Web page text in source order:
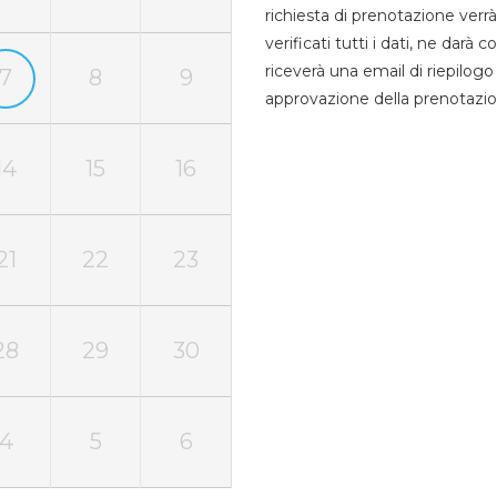
7 8 9
15 16
22 23
29 30
5 6
richiesta di prenotazione
verificati tutti i dati, ne darà
riceverà una email di
approvazione della